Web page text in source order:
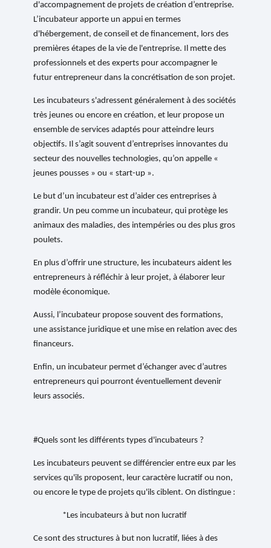
d'accompagnement de projets de création d’entreprise.
L’incubateur apporte un appui en termes
d'hébergement, de conseil et de financement, lors des
premières étapes de la vie de l'entreprise. Il mette des
professionnels et des experts pour accompagner le
futur entrepreneur dans la concrétisation de son projet.
Les incubateurs s'adressent généralement à des sociétés
très jeunes ou encore en création, et leur propose un
ensemble de services adaptés pour atteindre leurs
objectifs. Il s’agit souvent d’entreprises innovantes du
secteur des nouvelles technologies, qu’on appelle «
jeunes pousses » ou « start-up ».
Le but d’un incubateur est d’aider ces entreprises à
grandir. Un peu comme un incubateur, qui protège les
animaux des maladies, des intempéries ou des plus gros
poulets.
En plus d’offrir une structure, les incubateurs aident les
entrepreneurs à réfléchir à leur projet, à élaborer leur
modèle économique.
Aussi, l’incubateur propose souvent des formations,
une assistance juridique et une mise en relation avec des
financeurs.
Enfin, un incubateur permet d’échanger avec d’autres
entrepreneurs qui pourront éventuellement devenir
leurs associés.
#Quels sont les différents types d'incubateurs ?
Les incubateurs peuvent se différencier entre eux par les
services qu'ils proposent, leur caractère lucratif ou non,
ou encore le type de projets qu'ils ciblent. On distingue :
*Les incubateurs à but non lucratif
Ce sont des structures à but non lucratif, liées à des